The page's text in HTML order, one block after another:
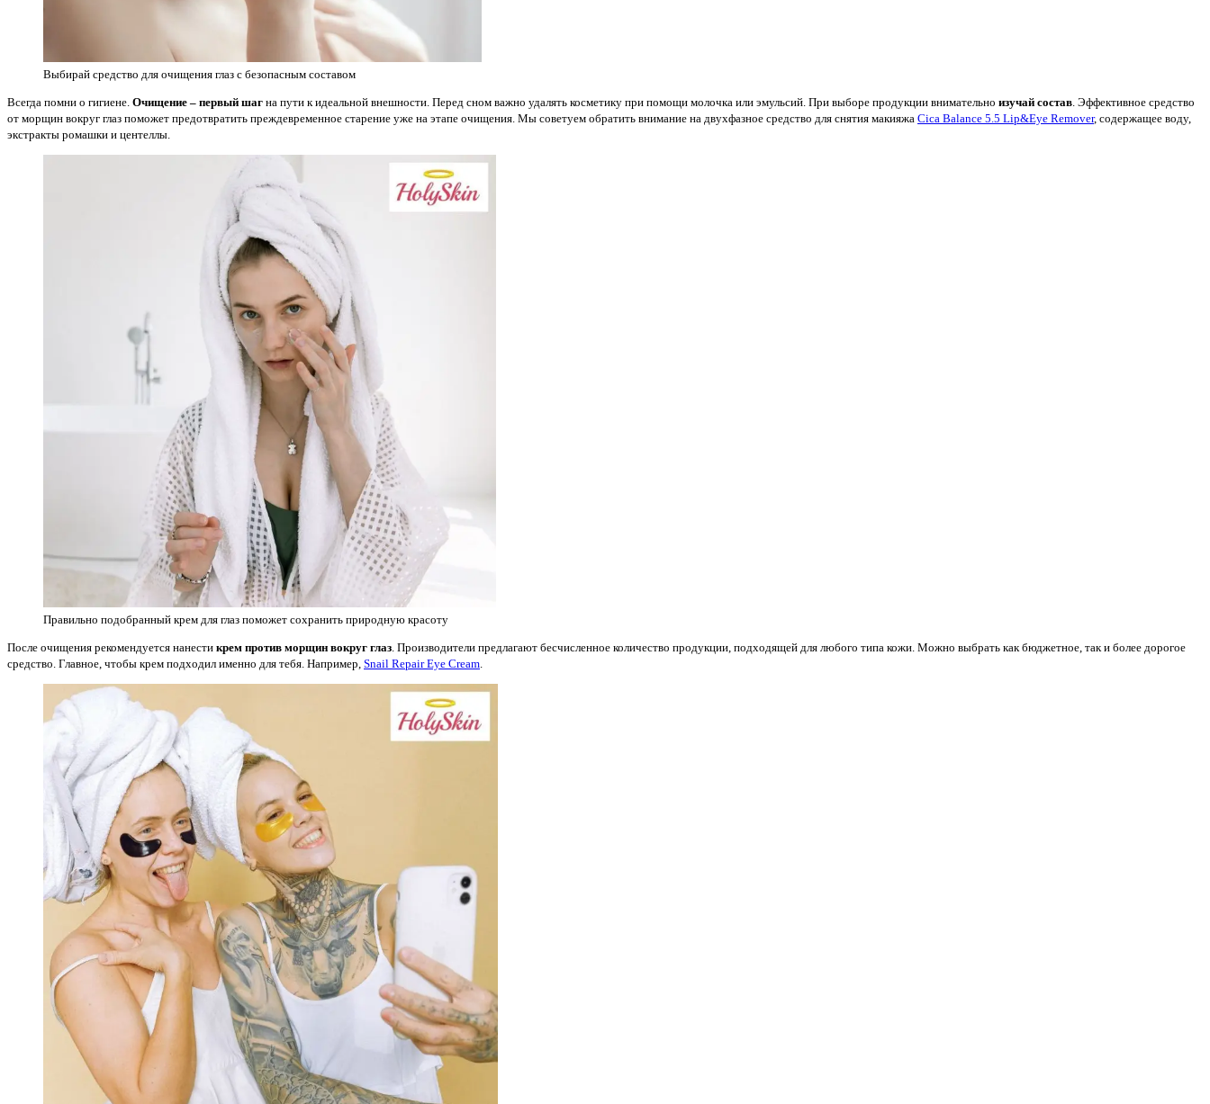
Выбирай средство для очищения глаз с безопасным составом
Всегда помни о гигиене. Очищение – первый шаг на пути к идеальной внешности. Перед сном важно удалять косметику при помощи молочка или эмульсий. При выборе продукции внимательно изучай состав. Эффективное средство
от морщин вокруг глаз поможет предотвратить преждевременное старение уже на этапе очищения. Мы советуем обратить внимание на двухфазное средство для снятия макияжа Cica Balance 5.5 Lip&Eye Remover, содержащее воду,
экстракты ромашки и центеллы.
Правильно подобранный крем для глаз поможет сохранить природную красоту
После очищения рекомендуется нанести крем против морщин вокруг глаз. Производители предлагают бесчисленное количество продукции, подходящей для любого типа кожи. Можно выбрать как бюджетное, так и более дорогое
средство. Главное, чтобы крем подходил именно для тебя. Например, Snail Repair Eye Cream.